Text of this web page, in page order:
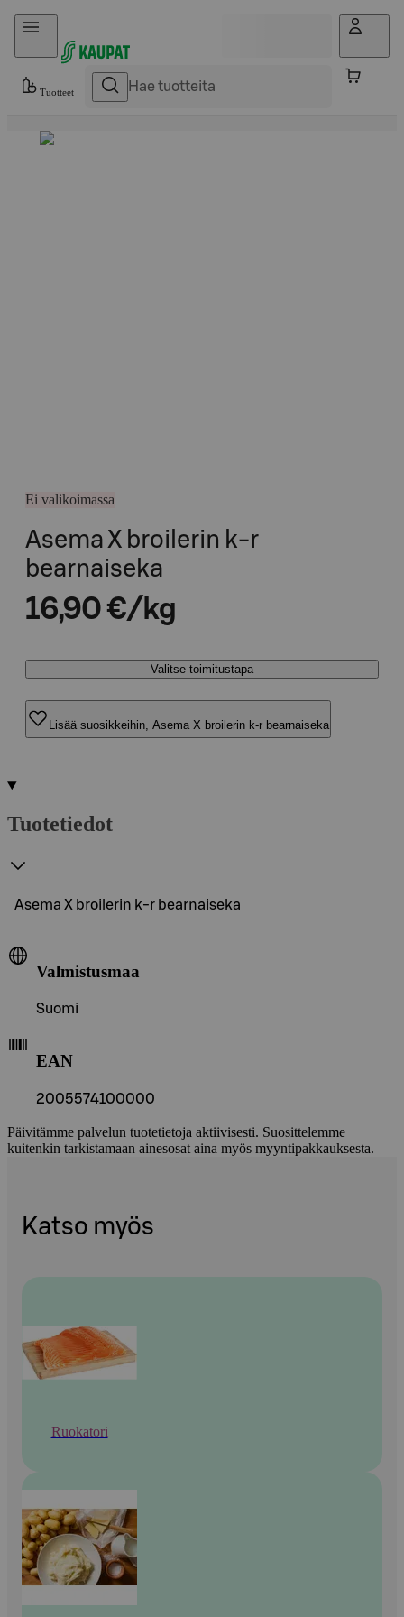
Hyppää sisältöön
Tuotteet
Ei valikoimassa
Asema X broilerin k-r
bearnaiseka
16,90 €/kg
Valitse toimitustapa
Lisää suosikkeihin, Asema X broilerin k-r bearnaiseka
Tuotetiedot
Asema X broilerin k-r bearnaiseka
Valmistusmaa
Suomi
EAN
2005574100000
Päivitämme palvelun tuotetietoja aktiivisesti. Suosittelemme
kuitenkin tarkistamaan ainesosat aina myös myyntipakkauksesta.
Katso myös
Ruokatori